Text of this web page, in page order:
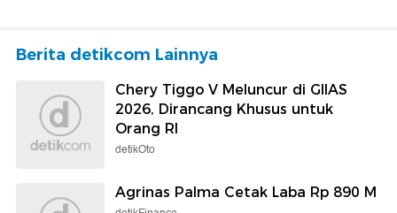
Berita detikcom Lainnya
Chery Tiggo V Meluncur di GIIAS
2026, Dirancang Khusus untuk
Orang RI
detikOto
Agrinas Palma Cetak Laba Rp 890 M